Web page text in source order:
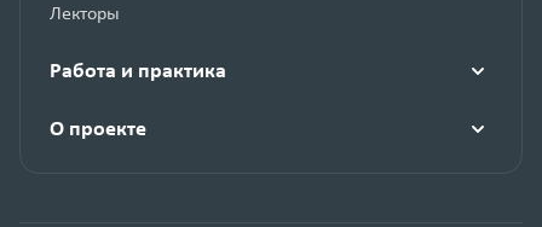
Лекторы
Работа и практика
О проекте